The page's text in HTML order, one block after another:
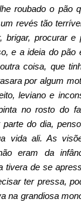
roubado o pão
revés tão
brigar, procurar
e a ideia do pão
coisa, que
por algum
leviano e
no rosto do
parte do dia,
vida ali. As
eram da
tivera de se
ter pressa,
na grandiosa